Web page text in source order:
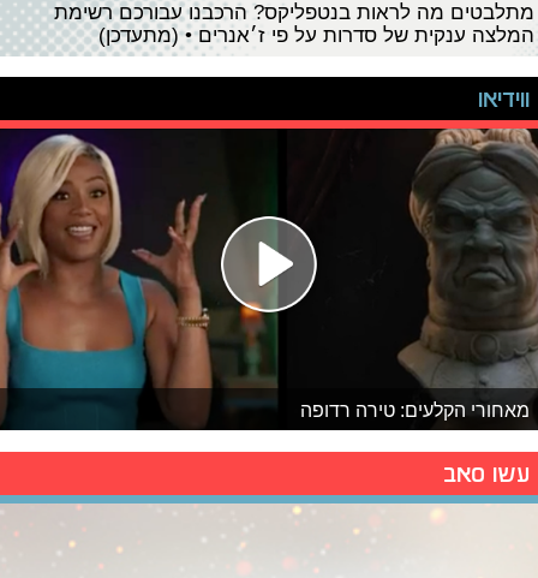
מתלבטים מה לראות בנטפליקס? הרכבנו עבורכם רשימת
המלצה ענקית של סדרות על פי ז׳אנרים • (מתעדכן)
ווידיאו
מאחורי הקלעים: טירה רדופה
עשו סאב